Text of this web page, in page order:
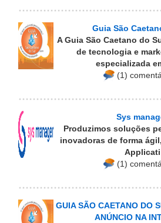
Guia São
A Guia São Caetano do
de tecnologia e
especializada
(1)
Sys
Produzimos soluções
inovadoras de forma
Applicati
(1)
GUIA SÃO CAETANO DO
ANÚNCIO NA